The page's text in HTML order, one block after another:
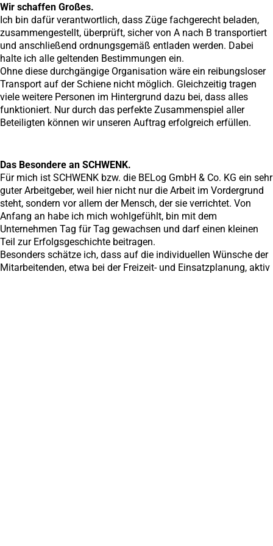
Wir schaffen Großes.
Ich bin dafür verantwortlich, dass Züge fachgerecht beladen,
zusammengestellt, überprüft, sicher von A nach B transportiert
und anschließend ordnungsgemäß entladen werden. Dabei
halte ich alle geltenden Bestimmungen ein.
Ohne diese durchgängige Organisation wäre ein reibungsloser
Transport auf der Schiene nicht möglich. Gleichzeitig tragen
viele weitere Personen im Hintergrund dazu bei, dass alles
funktioniert. Nur durch das perfekte Zusammenspiel aller
Beteiligten können wir unseren Auftrag erfolgreich erfüllen.
Das Besondere an SCHWENK.
Für mich ist SCHWENK bzw. die BELog GmbH & Co. KG ein sehr
guter Arbeitgeber, weil hier nicht nur die Arbeit im Vordergrund
steht, sondern vor allem der Mensch, der sie verrichtet. Von
Anfang an habe ich mich wohlgefühlt, bin mit dem
Unternehmen Tag für Tag gewachsen und darf einen kleinen
Teil zur Erfolgsgeschichte beitragen.
Besonders schätze ich, dass auf die individuellen Wünsche der
Mitarbeitenden, etwa bei der Freizeit- und Einsatzplanung, aktiv